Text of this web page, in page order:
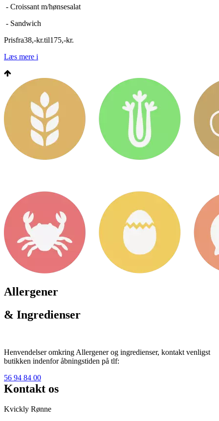
- Croissant m/hønsesalat
- Sandwich
Prisfra38,-kr.til175,-kr.
Læs mere i
Allergener
& Ingredienser
Henvendelser omkring Allergener og ingredienser, kontakt venligst
butikken indenfor åbningstiden på tlf:
56 94 84 00
Kontakt os
Kvickly Rønne